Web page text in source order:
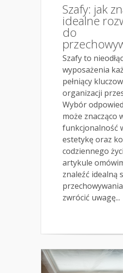
Szafy: jak
idealne
do
Szafy to
wyposażenia
pełniący
organizacji
Wybór
może znacząco
funkcjonalność
estetykę oraz
codziennego
artykule
znaleźć idealną
zwrócić uwagę...